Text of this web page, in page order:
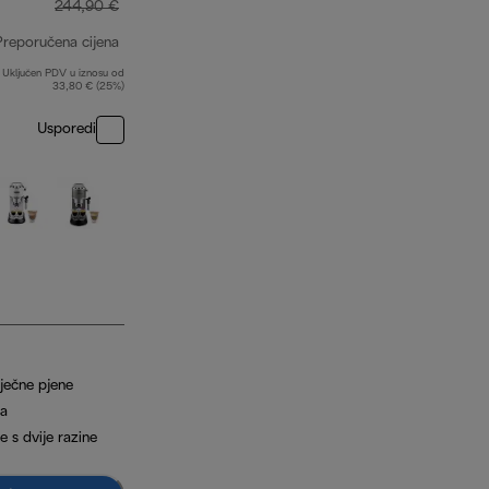
244,90 €
cijena
izvorna cijena 244,90 €
Uključen PDV u iznosu od
33,80 € (25%)
Usporedi
pjene
s dvije razine